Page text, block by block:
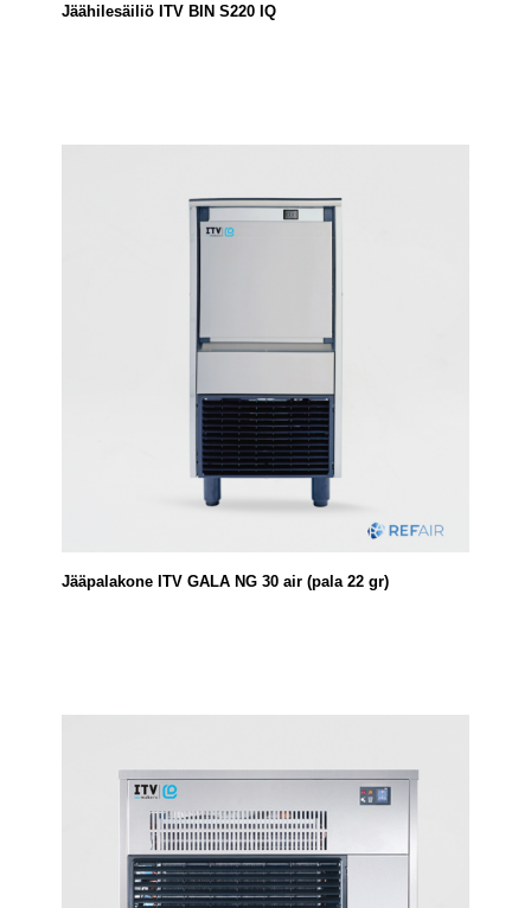
Jäähilesäiliö ITV BIN S220 IQ
Jääpalakone ITV GALA NG 30 air (pala 22 gr)